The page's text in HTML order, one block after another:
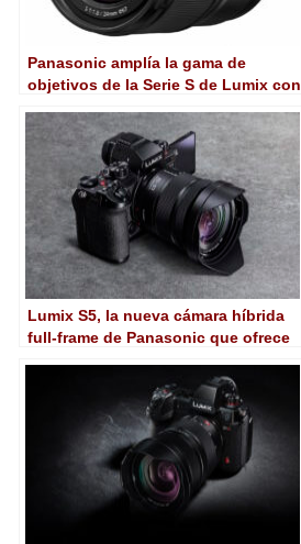
Panasonic amplía la gama de
objetivos de la Serie S de Lumix con
Lumix S5, la nueva cámara híbrida
full-frame de Panasonic que ofrece